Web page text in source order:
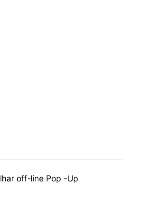
off-line Pop -Up